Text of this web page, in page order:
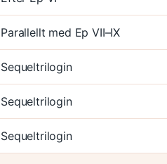
Parallellt med Ep VII–IX
Sequeltrilogin
Sequeltrilogin
Sequeltrilogin